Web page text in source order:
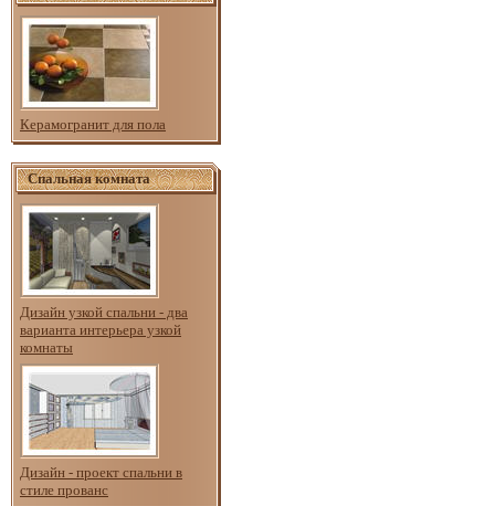
Керамогранит для пола
Спальная комната
Дизайн узкой спальни - два
варианта интерьера узкой
комнаты
Дизайн - проект спальни в
стиле прованс